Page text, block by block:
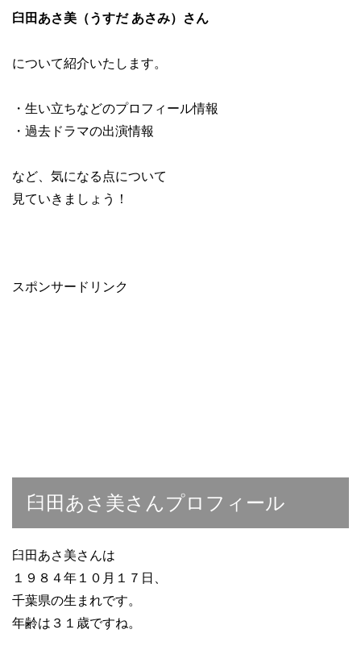
臼田あさ美（うすだ あさみ）さん
について紹介いたします。
・生い立ちなどのプロフィール情報
・過去ドラマの出演情報
など、気になる点について
見ていきましょう！
スポンサードリンク
臼田あさ美さんプロフィール
臼田あさ美さんは
１９８４年１０月１７日、
千葉県の生まれです。
年齢は３１歳ですね。